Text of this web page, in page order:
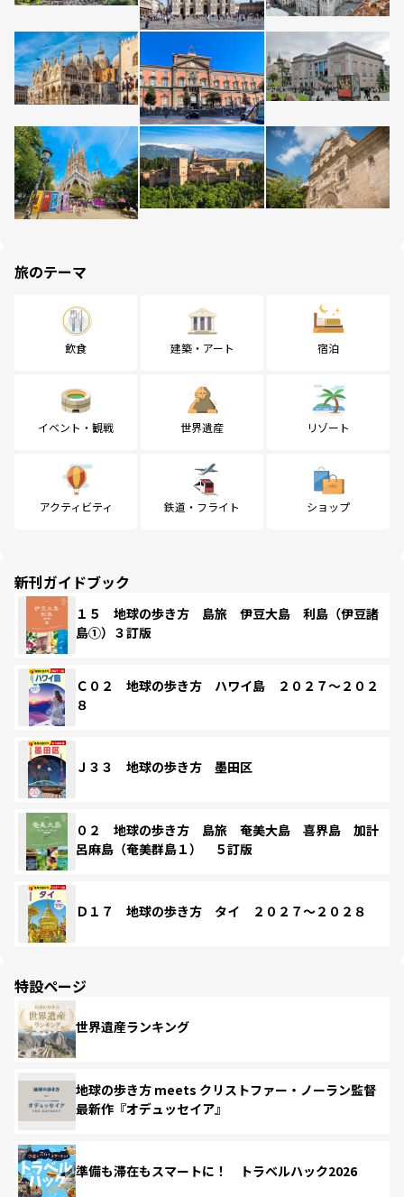
旅のテーマ
飲食 建築・アート 宿泊
イベント・観戦 世界遺産 リゾート
アクティビティ 鉄道・フライト ショップ
新刊ガイドブック
１５ 地球の歩き方 島旅 伊豆大島 利島（伊豆諸
島①）３訂版
Ｃ０２ 地球の歩き方 ハワイ島 ２０２７～２０２
８
Ｊ３３ 地球の歩き方 墨田区
０２ 地球の歩き方 島旅 奄美大島 喜界島 加計
呂麻島（奄美群島１） ５訂版
Ｄ１７ 地球の歩き方 タイ ２０２７～２０２８
特設ページ
世界遺産ランキング
地球の歩き方 meets クリストファー・ノーラン監督
最新作『オデュッセイア』
準備も滞在もスマートに！ トラベルハック2026